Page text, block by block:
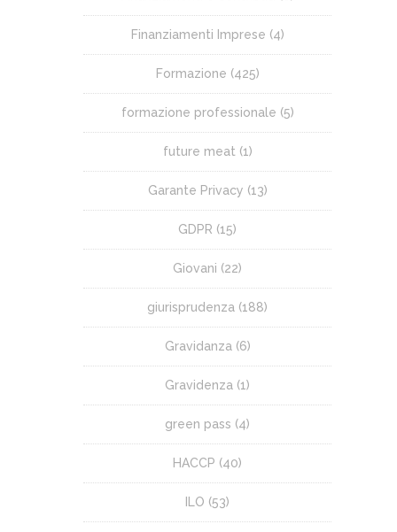
Finanziamenti Imprese (4)
Formazione (425)
formazione professionale (5)
future meat (1)
Garante Privacy (13)
GDPR (15)
Giovani (22)
giurisprudenza (188)
Gravidanza (6)
Gravidenza (1)
green pass (4)
HACCP (40)
ILO (53)